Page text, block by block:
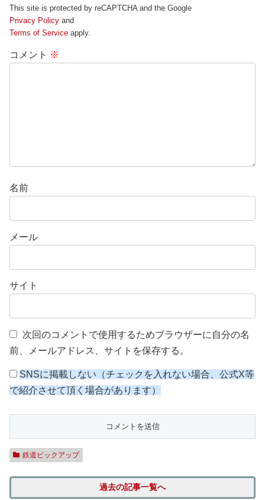
This site is protected by reCAPTCHA and the Google
Privacy Policy and
Terms of Service apply.
コメント ※
名前
メール
サイト
次回のコメントで使用するためブラウザーに自分の名
前、メールアドレス、サイトを保存する。
SNSに掲載しない（チェックを入れない場合、公式X等
で紹介させて頂く場合があります）
鉄道ピックアップ
過去の記事一覧へ